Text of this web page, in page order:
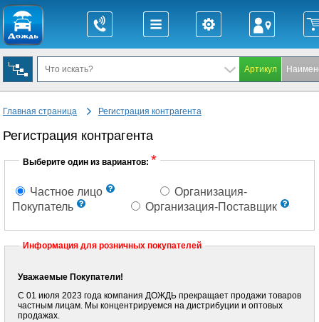
Главная страница Регистрация контрагента
Региcтрация контрагента
Выберите один из вариантов: *
Частное лицо
Организация-
Покупатель
Организация-Поставщик
Информация для розничных покупателей
Уважаемые Покупатели!
С 01 июля 2023 года компания ДОЖДЬ прекращает продажи товаров
частным лицам. Мы концентрируемся на дистрибуции и оптовых
продажах.